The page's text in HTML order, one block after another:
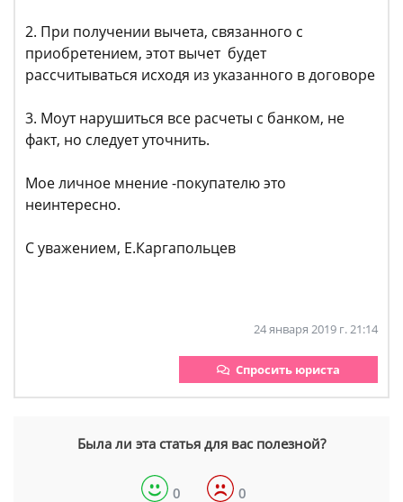
2. При получении вычета, связанного с
приобретением, этот вычет будет
рассчитываться исходя из указанного в договоре
3. Моут нарушиться все расчеты с банком, не
факт, но следует уточнить.
Мое личное мнение -покупателю это
неинтересно.
С уважением, Е.Каргапольцев
24 января 2019 г. 21:14
Спросить юриста
Была ли эта статья для вас полезной?
0 0